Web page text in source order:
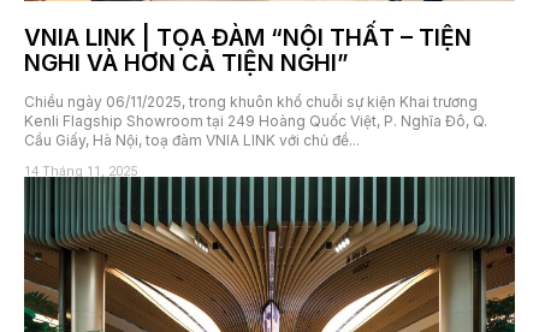
VNIA LINK | TỌA ĐÀM “NỘI THẤT – TIỆN
NGHI VÀ HƠN CẢ TIỆN NGHI”
Chiều ngày 06/11/2025, trong khuôn khổ chuỗi sự kiện Khai trương
Kenli Flagship Showroom tại 249 Hoàng Quốc Việt, P. Nghĩa Đô, Q.
Cầu Giấy, Hà Nội, toạ đàm VNIA LINK với chủ đề...
14 Tháng 11, 2025